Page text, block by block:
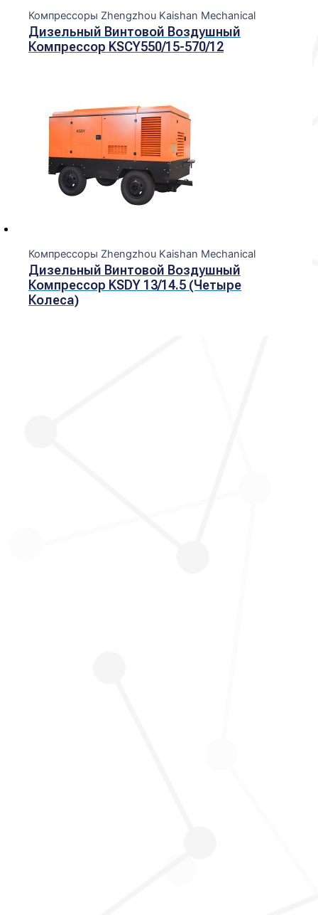
Компрессоры Zhengzhou Kaishan Mechanical
Дизельный Винтовой Воздушный
Компрессор KSCY550/15-570/12
Компрессоры Zhengzhou Kaishan Mechanical
Дизельный Винтовой Воздушный
Компрессор KSDY 13/14.5 (четыре
Колеса)